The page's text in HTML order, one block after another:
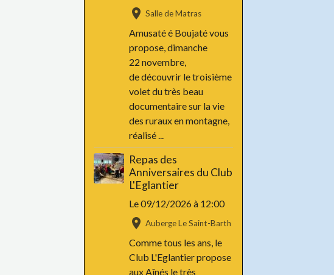
Salle de Matras
Amusaté é Boujaté vous
propose, dimanche
22 novembre,
de découvrir le troisième
volet du très beau
documentaire sur la vie
des ruraux en montagne,
réalisé ...
Repas des
Anniversaires du Club
L'Eglantier
Le 09/12/2026à 12:00
Auberge Le Saint-Barth
Comme tous les ans, le
Club L'Eglantier propose
aux Aînés le très